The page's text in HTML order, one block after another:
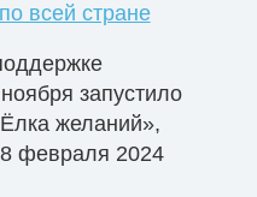
всей стране
запустило
желаний»,
февраля 2024